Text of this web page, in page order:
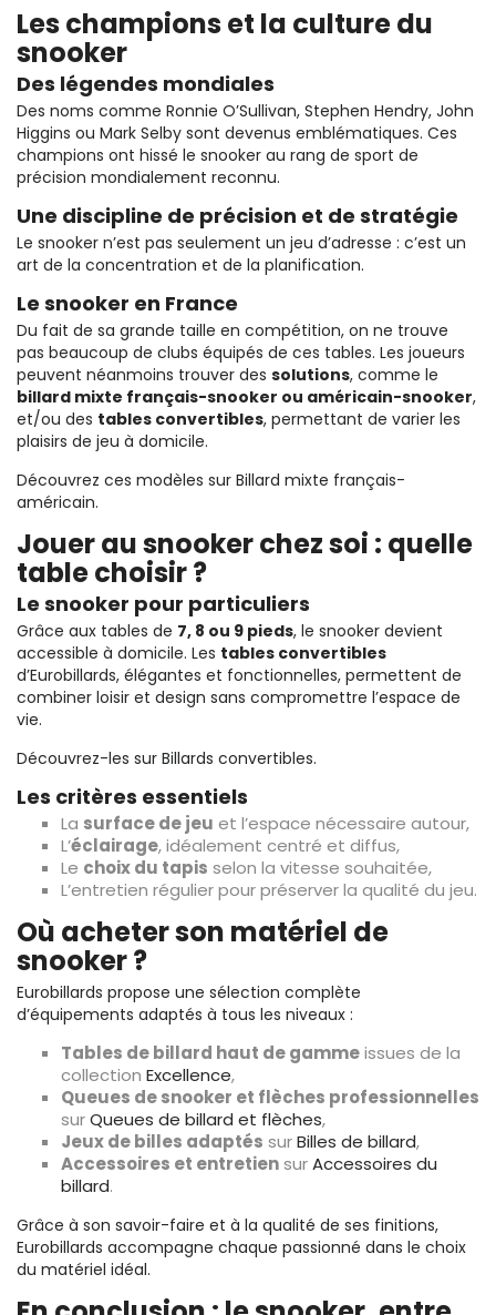
Les champions et la culture du
snooker
Des légendes mondiales
Des noms comme Ronnie O’Sullivan, Stephen Hendry, John
Higgins ou Mark Selby sont devenus emblématiques. Ces
champions ont hissé le snooker au rang de sport de
précision mondialement reconnu.
Une discipline de précision et de stratégie
Le snooker n’est pas seulement un jeu d’adresse : c’est un
art de la concentration et de la planification.
Le snooker en France
Du fait de sa grande taille en compétition, on ne trouve
pas beaucoup de clubs équipés de ces tables. Les joueurs
peuvent néanmoins trouver des solutions, comme le
billard mixte français-snooker ou américain-snooker,
et/ou des tables convertibles, permettant de varier les
plaisirs de jeu à domicile.
Découvrez ces modèles sur Billard mixte français-
américain.
Jouer au snooker chez soi : quelle
table choisir ?
Le snooker pour particuliers
Grâce aux tables de 7, 8 ou 9 pieds, le snooker devient
accessible à domicile. Les tables convertibles
d’Eurobillards, élégantes et fonctionnelles, permettent de
combiner loisir et design sans compromettre l’espace de
vie.
Découvrez-les sur Billards convertibles.
Les critères essentiels
La surface de jeu et l’espace nécessaire autour,
L’éclairage, idéalement centré et diffus,
Le choix du tapis selon la vitesse souhaitée,
L’entretien régulier pour préserver la qualité du jeu.
Où acheter son matériel de
snooker ?
Eurobillards propose une sélection complète
d’équipements adaptés à tous les niveaux :
Tables de billard haut de gammeissues de la
collection Excellence,
Queues de snooker et flèches professionnelles
surQueues de billard et flèches,
Jeux de billes adaptés surBilles de billard,
Accessoires et entretiensurAccessoires du
billard.
Grâce à son savoir-faire et à la qualité de ses finitions,
Eurobillards accompagne chaque passionné dans le choix
du matériel idéal.